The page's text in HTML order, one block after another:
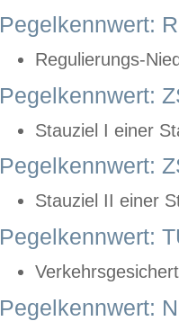
Pegelkennwert:
Regulierungs-
Pegelkennwert:
Stauziel I einer
Pegelkennwert:
Stauziel II einer
Pegelkennwert:
Pegelkennwert: